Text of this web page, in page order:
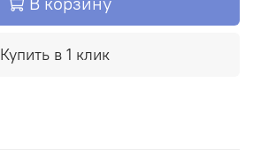
Купить в 1 клик